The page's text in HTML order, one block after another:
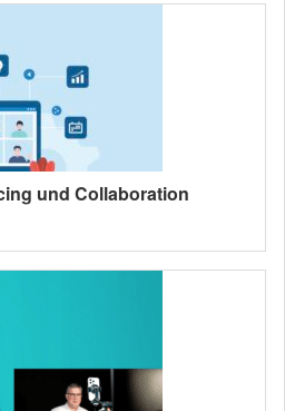
und Collaboration